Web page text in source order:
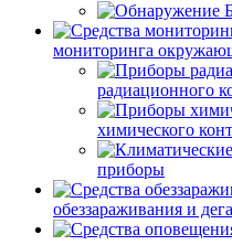
мониторинга
радиационного
химического
приборы
обеззараживания и